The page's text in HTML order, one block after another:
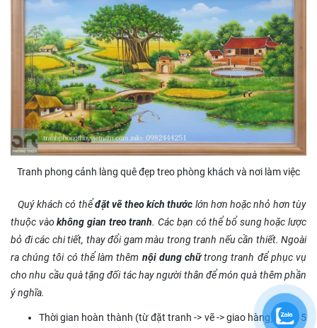
Tranh phong cảnh làng quê đẹp treo phòng khách và nơi làm việc
Quý khách có thểđặt vẽ theo kích thước lớn hơn hoặc nhỏ hơn tùy
thuộc vàokhông gian treo tranh. Các bạn có thể bổ sung hoặc lược
bỏ đi các chi tiết, thay đổi gam màu trong tranh nếu cần thiết. Ngoài
ra chúng tôi có thể làm thêm nội dung chữtrong tranh để phục vụ
cho nhu cầu quà tặng đối tác hay người thân để món quà thêm phần
ý nghĩa.
Thời gian hoàn thành (từ đặt tranh -> vẽ -> giao hàng): 5 – 15